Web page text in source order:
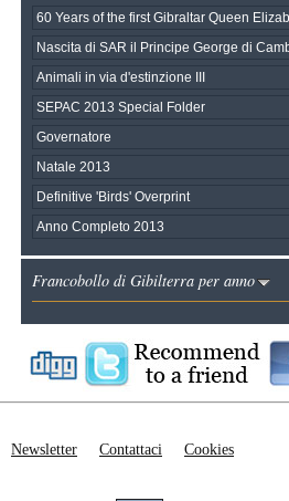
60 Years of the first Gibraltar Queen
Nascita di SAR il Principe George di
Animali in via d'estinzione III
SEPAC 2013 Special Folder
Governatore
Natale 2013
Definitive 'Birds' Overprint
Anno Completo 2013
Francobollo di Gibilterra per anno
Newsletter Contattaci
Cookies